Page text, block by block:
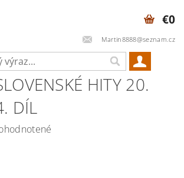
Martin8888@seznam.cz
€0
HITY 20.
DÍL